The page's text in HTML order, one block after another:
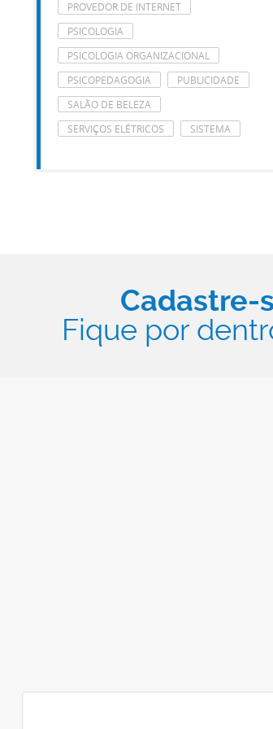
PROVEDOR DE INTERNET
PSICOLOGIA
PSICOLOGIA ORGANIZACIONAL
PSICOPEDAGOGIA
PUBLICIDADE
SALÃO DE BELEZA
SERVIÇOS ELÉTRICOS
SISTEMA
Cadastre-
Fique por